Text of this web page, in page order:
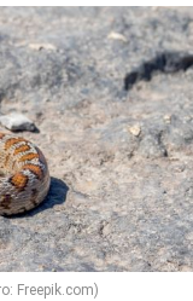
Freepik.com)